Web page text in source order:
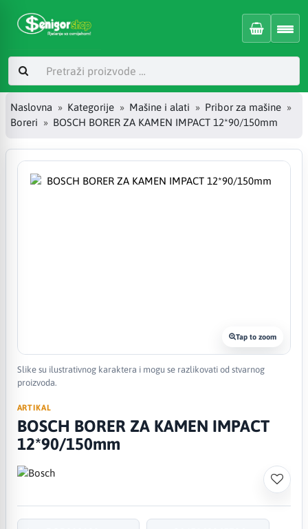
Naslovna Kategorije Mašine i alati
Pribor za mašine
Boreri
BOSCH BORER ZA KAMEN IMPACT 12*90/150mm
Tap to zoom
Slike su ilustrativnog karaktera i mogu se razlikovati od stvarnog
proizvoda.
ARTIKAL
BOSCH BORER ZA KAMEN IMPACT
12*90/150mm